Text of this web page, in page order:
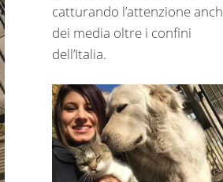
catturando l’attenzione
dei media oltre i confini
dell’Italia.